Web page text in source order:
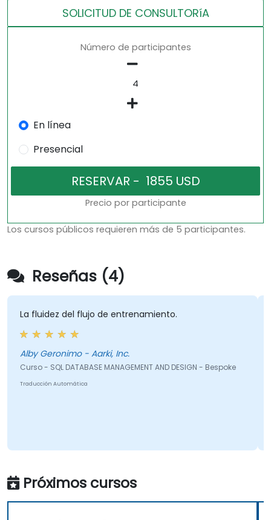
SOLICITUD DE CONSULTORíA
Número de participantes
En línea
Presencial
Precio por participante
Los cursos públicos requieren más de 5 participantes.
Reseñas (4)
La fluidez del flujo de entrenamiento.
Alby Geronimo - Aarki, Inc.
Curso - SQL DATABASE MANAGEMENT AND DESIGN - Bespoke
Traducción Automática
Próximos cursos